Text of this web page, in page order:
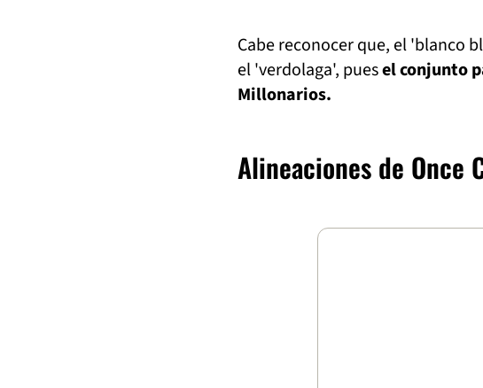
Cabe reconocer que, el 'blanco
el 'verdolaga', puesel conjunto
Millonarios.
Alineaciones de Once